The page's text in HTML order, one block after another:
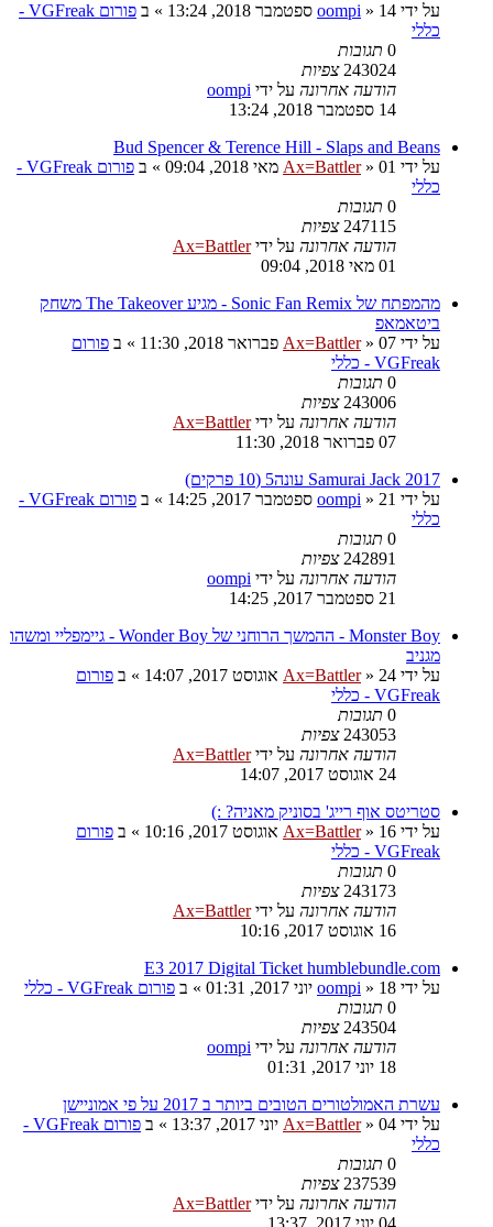
על ידי
oompi » 14 ספטמבר 2018, 13:24 » ב
פורום VGFreak -
כללי
0 תגובות
243024 צפיות
הודעה אחרונה על ידי oompi
14 ספטמבר 2018, 13:24
Bud Spencer & Terence Hill - Slaps and Beans
על ידי
Ax=Battler» 01 מאי 2018, 09:04 » ב
פורום VGFreak -
כללי
0 תגובות
247115 צפיות
הודעה אחרונה על ידיAx=Battler
01 מאי 2018, 09:04
מהמפתח של Sonic Fan Remix - מגיע The Takeover משחק
ביטאמאפ
על ידי
Ax=Battler» 07 פברואר 2018, 11:30 » ב פורום
VGFreak - כללי
0 תגובות
243006 צפיות
הודעה אחרונה על ידיAx=Battler
07 פברואר 2018, 11:30
Samurai Jack 2017 עונה5 (10 פרקים)
על ידי
oompi » 21 ספטמבר 2017, 14:25 » ב
פורום VGFreak -
כללי
0 תגובות
242891 צפיות
הודעה אחרונה על ידי oompi
21 ספטמבר 2017, 14:25
Monster Boy - ההמשך הרוחני של Wonder Boy - גיימפליי ומשהו
מגניב
על ידי
Ax=Battler» 24 אוגוסט 2017, 14:07 » ב פורום
VGFreak - כללי
0 תגובות
243053 צפיות
הודעה אחרונה על ידיAx=Battler
24 אוגוסט 2017, 14:07
סטריטס אוף רייג' בסוניק מאניה? :)
על ידי
Ax=Battler» 16 אוגוסט 2017, 10:16 » ב פורום
VGFreak - כללי
0 תגובות
243173 צפיות
הודעה אחרונה על ידיAx=Battler
16 אוגוסט 2017, 10:16
E3 2017 Digital Ticket humblebundle.com
על ידי
oompi » 18 יוני 2017, 01:31 » ב פורום VGFreak - כללי
0 תגובות
243504 צפיות
הודעה אחרונה על ידי oompi
18 יוני 2017, 01:31
עשרת האמולטורים הטובים ביותר ב 2017 על פי אמוניישן
על ידי
Ax=Battler» 04 יוני 2017, 13:37 » ב
פורום VGFreak -
כללי
0 תגובות
237539 צפיות
הודעה אחרונה על ידיAx=Battler